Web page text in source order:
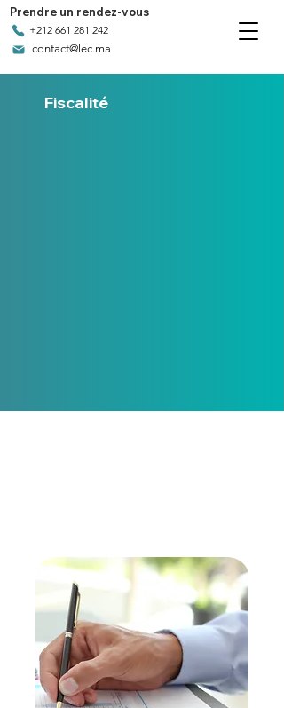
+212 661 281 242
contact@lec.ma
Prendre un rendez-vous
Fiscalité